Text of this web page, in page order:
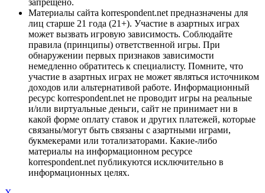
Материалы сайта korrespondent.net предназначены для
лиц старше 21 года (21+). Участие в азартных играх
может вызвать игровую зависимость. Соблюдайте
правила (принципы) ответственной игры. При
обнаружении первых признаков зависимости
немедленно обратитесь к специалисту. Помните, что
участие в азартных играх не может являться источником
доходов или альтернативой работе. Информационный
ресурс korrespondent.net не проводит игры на реальные
и/или виртуальные деньги, сайт не принимает ни в
какой форме оплату ставок и других платежей, которые
связаны/могут быть связаны с азартными играми,
букмекерами или тотализаторами. Какие-либо
материалы на информационном ресурсе
korrespondent.net публикуются исключительно в
информационных целях.